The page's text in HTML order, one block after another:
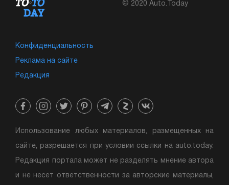
© 2020 Auto.Today
Конфиденциальность
Реклама на сайте
Редакция
Использование любых материалов, размещенных на
сайте, разрешается при условии ссылки на auto.today.
Редакция портала может не разделять мнение автора
и не несет ответственности за авторские материалы,